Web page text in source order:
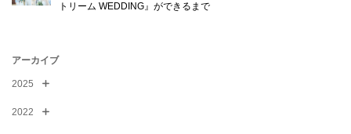
トリーム WEDDING』ができるまで
アーカイブ
2025
2022